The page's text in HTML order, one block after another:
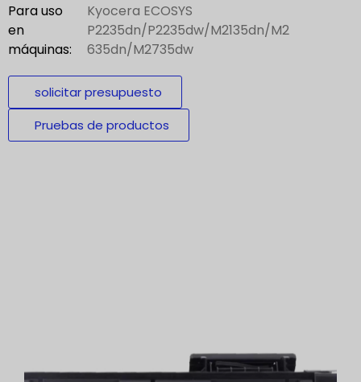
Para uso
en
máquinas:
Kyocera ECOSYS
P2235dn/P2235dw/M2135dn/M2
635dn/M2735dw
solicitar presupuesto
Pruebas de productos